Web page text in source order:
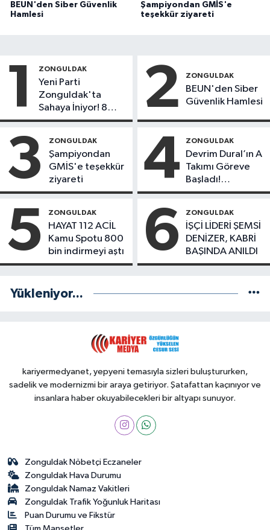
BEUN'den Siber Güvenlik
Hamlesi
Şampiyondan GMİS'e
teşekkür ziyareti
1 ZONGULDAK
Yeni Parti
Zonguldak'ta
Sahaya İniyor! 8
İlçede Kurucu
Başladı
2 ZONGULDAK
BEUN'den Siber
Güvenlik Hamlesi
3 ZONGULDAK
Şampiyondan
GMİS'e teşekkür
ziyareti
4 ZONGULDAK
Devrim Dural’ın A
Takımı Göreve
Başladı!
Yönetimde
5 ZONGULDAK
HAYAT 112 ACİL
Kamu Spotu 800
bin indirmeyi aştı
6 ZONGULDAK
İŞÇİ LİDERİ ŞEMSİ
DENİZER, KABRİ
BAŞINDA ANILDI
Yükleniyor...
kariyermedyanet, yepyeni temasıyla sizleri buluştururken,
sadelik ve modernizmi bir araya getiriyor. Şatafattan kaçınıyor ve
insanlara haber okuyabilecekleri bir altyapı sunuyor.
Zonguldak Nöbetçi Eczaneler
Zonguldak Hava Durumu
Zonguldak Namaz Vakitleri
Zonguldak Trafik Yoğunluk Haritası
Puan Durumu ve Fikstür
Tüm Manşetler